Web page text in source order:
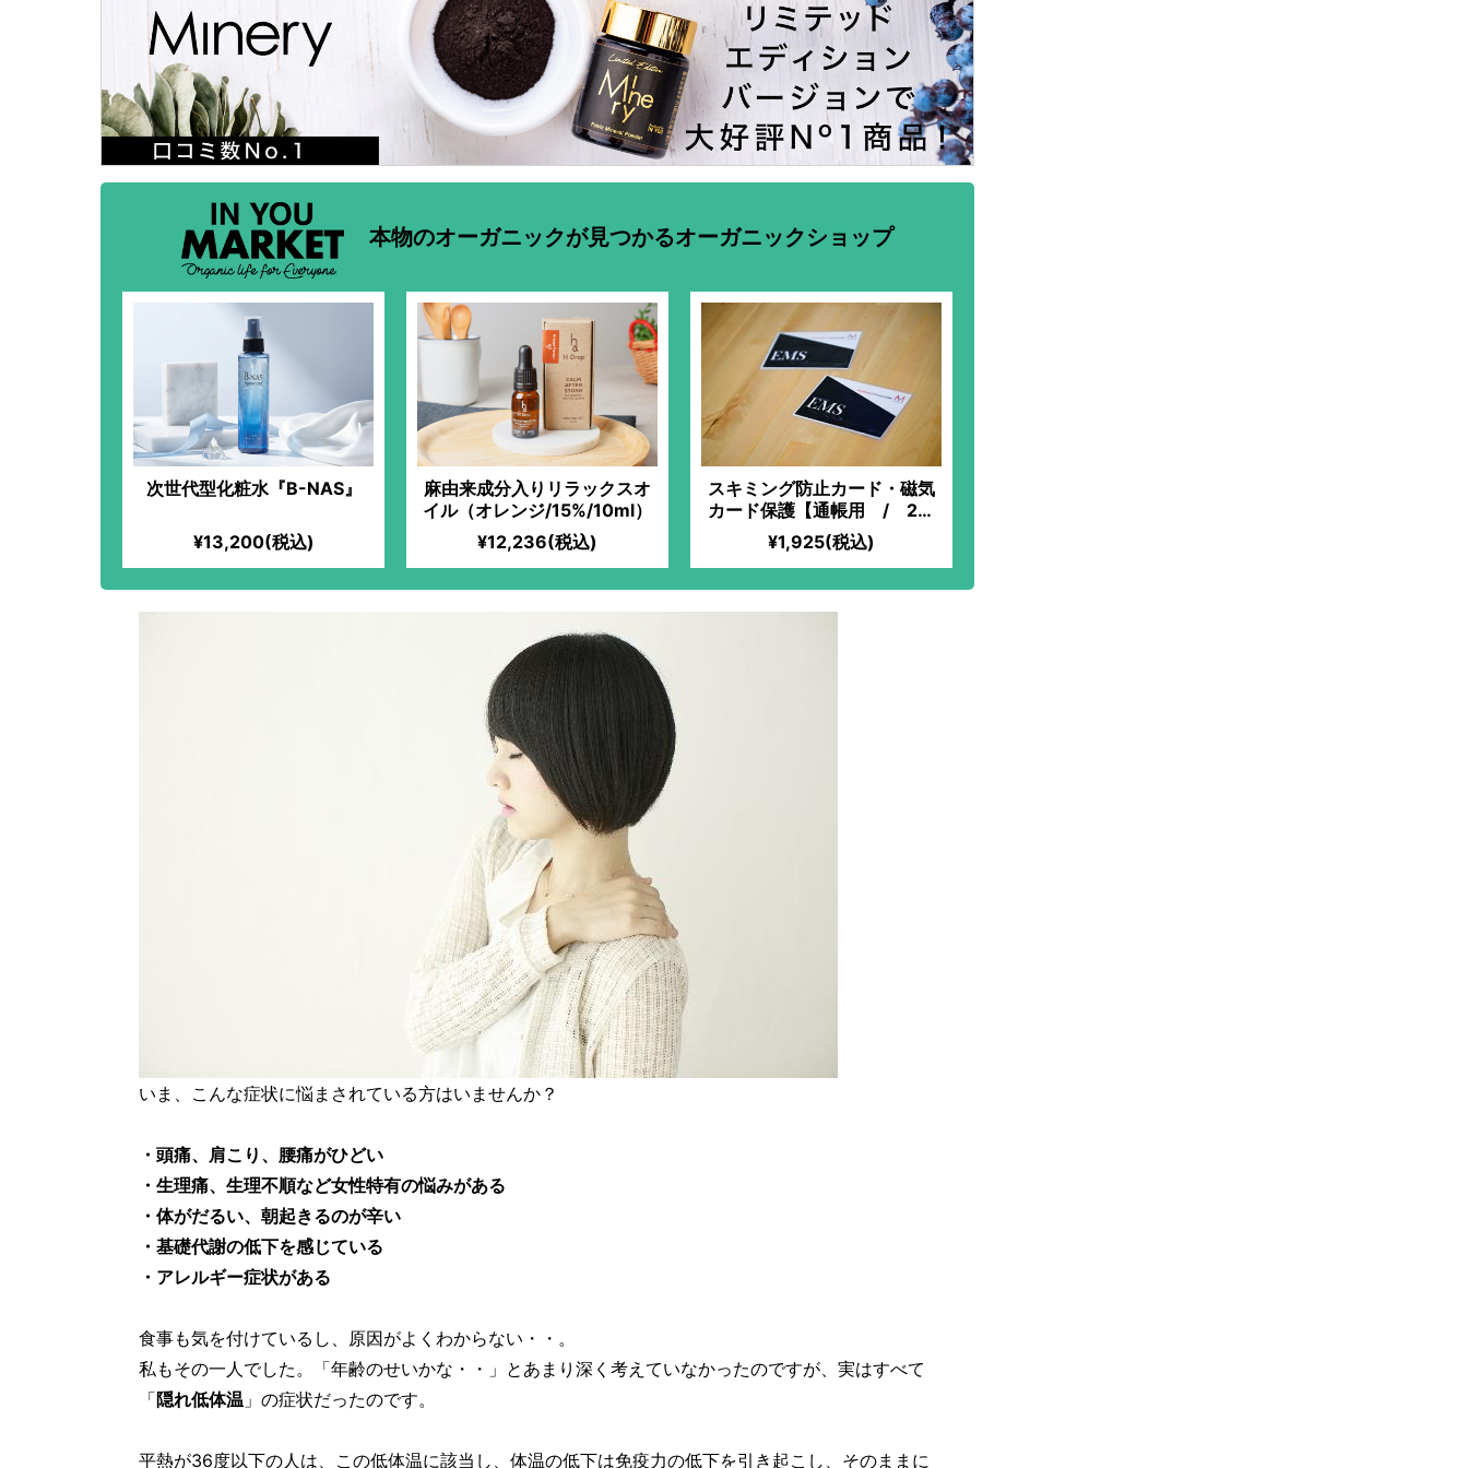
本物のオーガニックが見つかるオーガニックショップ
次世代型化粧水『B-NAS』
¥13,200(税込)
麻由来成分入りリラックスオ
イル（オレンジ/15%/10ml）
¥12,236(税込)
スキミング防止カード・磁気
カード保護【通帳用 / 2枚
組】
¥1,925(税込)
いま、こんな症状に悩まされている方はいませんか？
・頭痛、肩こり、腰痛がひどい
・生理痛、生理不順など女性特有の悩みがある
・体がだるい、朝起きるのが辛い
・基礎代謝の低下を感じている
・アレルギー症状がある
食事も気を付けているし、原因がよくわからない・・。
私もその一人でした。「年齢のせいかな・・」とあまり深く考えていなかったのですが、実はすべて
「隠れ低体温 」の症状だったのです。
平熱が36度以下の人は、この低体温に該当し、体温の低下は免疫力の低下を引き起こし、そのままに